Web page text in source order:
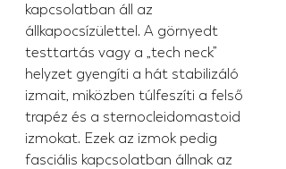
kapcsolatban áll az
állkapocsízülettel. A görnyedt
testtartás vagy a „tech neck”
helyzet gyengíti a hát stabilizáló
izmait, miközben túlfeszíti a felső
trapéz és a sternocleidomastoid
izmokat. Ezek az izmok pedig
fasciális kapcsolatban állnak az